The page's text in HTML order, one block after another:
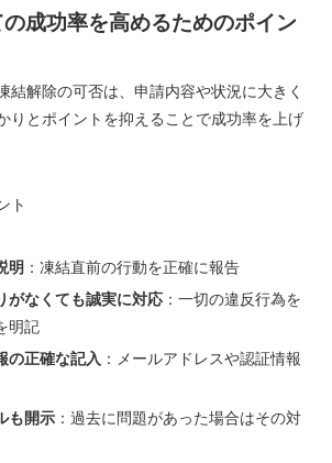
成功率を高めるためのポイン
結解除の可否は、申請内容や状況に大きく
りとポイントを抑えることで成功率を上げ
ト
明 ：凍結直前の行動を正確に報告
がなくても誠実に対応 ：一切の違反行為を
明記
の正確な記入 ：メールアドレスや認証情報
も開示 ：過去に問題があった場合はその対